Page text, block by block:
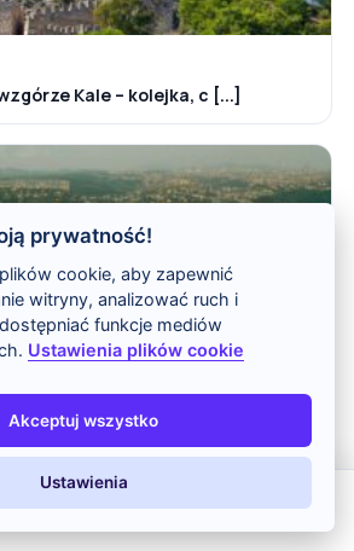
Kale – kolejka, c [...]
Stambule – rejs, atrakcj [...]
prywatność!
cookie, aby zapewnić
witryny, analizować ruch i
funkcje mediów
Ustawienia plików cookie
Akceptuj wszystko
Ustawienia